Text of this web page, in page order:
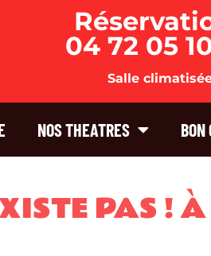
04 72 05
Salle
NOS THEATRES BON
PAS !